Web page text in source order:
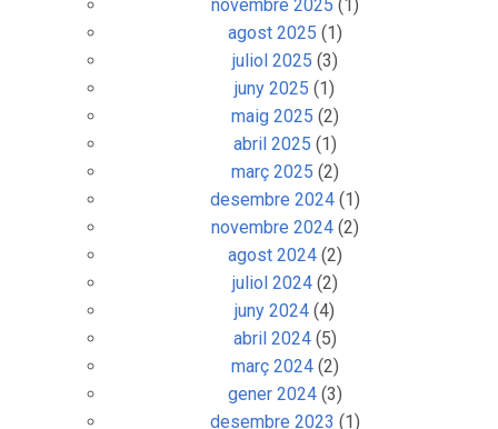
novembre 2025 (1)
agost 2025 (1)
juliol 2025 (3)
juny 2025 (1)
maig 2025 (2)
abril 2025 (1)
març 2025 (2)
desembre 2024(1)
novembre 2024(2)
agost 2024(2)
juliol 2024(2)
juny 2024 (4)
abril 2024(5)
març 2024(2)
gener 2024(3)
desembre 2023 (1)